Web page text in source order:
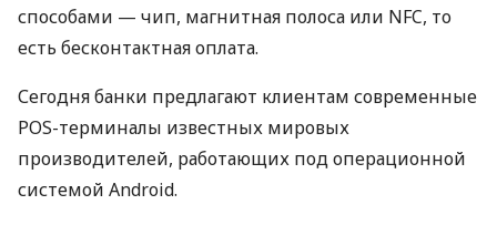
способами — чип, магнитная полоса или NFC, то
есть бесконтактная оплата.
Сегодня банки предлагают клиентам современные
POS-терминалы известных мировых
производителей, работающих под операционной
системой Android.